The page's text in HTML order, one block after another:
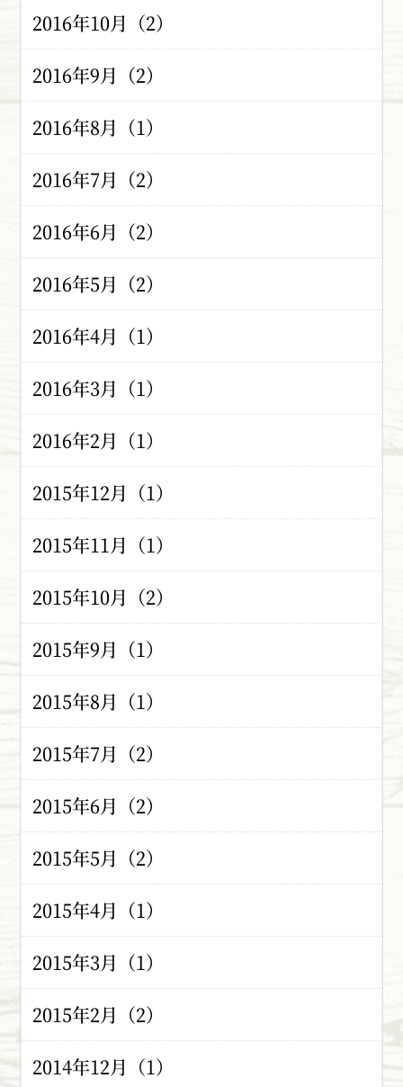
2016年10月（2）
2016年9月（2）
2016年8月（1）
2016年7月（2）
2016年6月（2）
2016年5月（2）
2016年4月（1）
2016年3月（1）
2016年2月（1）
2015年12月（1）
2015年11月（1）
2015年10月（2）
2015年9月（1）
2015年8月（1）
2015年7月（2）
2015年6月（2）
2015年5月（2）
2015年4月（1）
2015年3月（1）
2015年2月（2）
2014年12月（1）